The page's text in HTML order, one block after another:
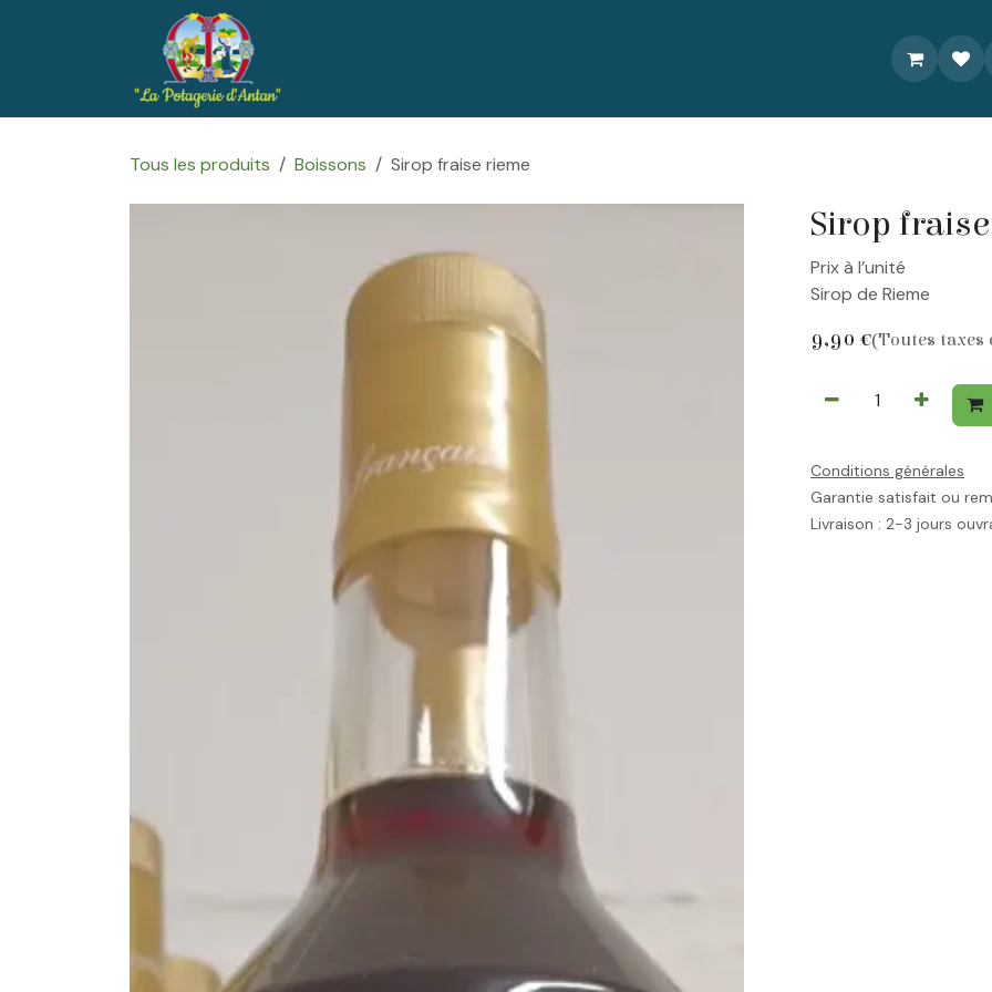
Contactez-
Tous les produits Boissons Sirop fraise rieme
Sirop
Prix à l’unité
Sirop de Rieme
9,90 €(Toutes taxes
Conditions générales
Garantie satisfait ou
Livraison : 2-3 jours